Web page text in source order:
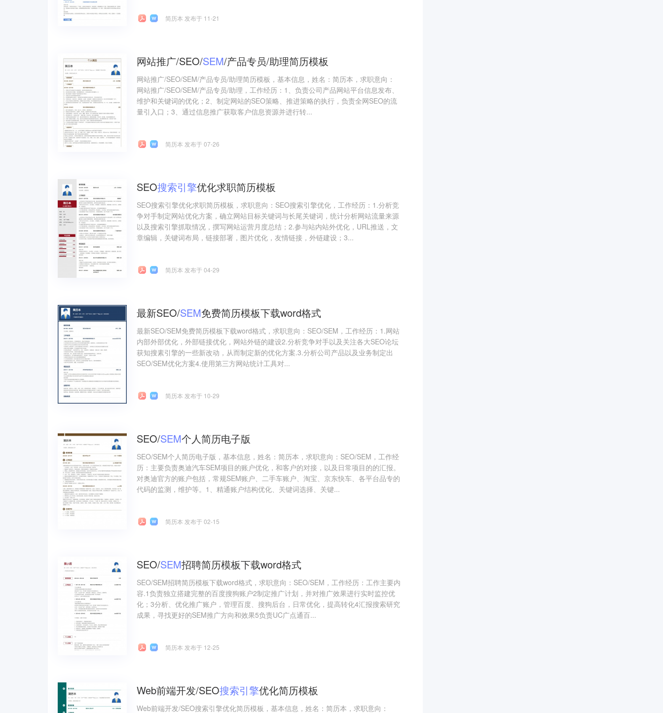
简历本 发布于 11-21
网站推广/SEO/SEM/产品专员/助理简历模板
网站推广/SEO/SEM/产品专员/助理简历模板，基本信息，姓名：简历本，求职意向：
网站推广/SEO/SEM/产品专员/助理，工作经历：1、负责公司产品网站平台信息发布、
维护和关键词的优化；2、制定网站的SEO策略、推进策略的执行，负责全网SEO的流
量引入口；3、通过信息推广获取客户信息资源并进行转...
简历本 发布于 07-26
SEO搜索引擎优化求职简历模板
SEO搜索引擎优化求职简历模板，求职意向：SEO搜索引擎优化，工作经历：1.分析竞
争对手制定网站优化方案，确立网站目标关键词与长尾关键词，统计分析网站流量来源
以及搜索引擎抓取情况，撰写网站运营月度总结；2.参与站内站外优化，URL推送，文
章编辑，关键词布局，链接部署，图片优化，友情链接，外链建设；3...
简历本 发布于 04-29
最新SEO/SEM免费简历模板下载word格式
最新SEO/SEM免费简历模板下载word格式，求职意向：SEO/SEM，工作经历：1.网站
内部外部优化，外部链接优化，网站外链的建设2.分析竞争对手以及关注各大SEO论坛
获知搜素引擎的一些新改动，从而制定新的优化方案.3.分析公司产品以及业务制定出
SEO/SEM优化方案4.使用第三方网站统计工具对...
简历本 发布于 10-29
SEO/SEM个人简历电子版
SEO/SEM个人简历电子版，基本信息，姓名：简历本，求职意向：SEO/SEM，工作经
历：主要负责奥迪汽车SEM项目的账户优化，和客户的对接，以及日常项目的的汇报。
对奥迪官方的账户包括，常规SEM账户、二手车账户、淘宝、京东快车、各平台品专的
代码的监测，维护等。1、精通账户结构优化、关键词选择、关键...
简历本 发布于 02-15
SEO/SEM招聘简历模板下载word格式
SEO/SEM招聘简历模板下载word格式，求职意向：SEO/SEM，工作经历：工作主要内
容.1负责独立搭建完整的百度搜狗账户2制定推广计划，并对推广效果进行实时监控优
化；3分析、优化推广账户，管理百度、搜狗后台，日常优化，提高转化4汇报搜索研究
成果，寻找更好的SEM推广方向和效果5负责UC广点通百...
简历本 发布于 12-25
Web前端开发/SEO搜索引擎优化简历模板
Web前端开发/SEO搜索引擎优化简历模板，基本信息，姓名：简历本，求职意向：